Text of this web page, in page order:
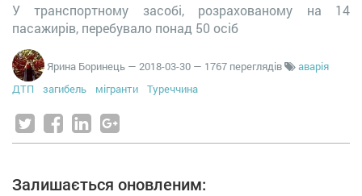
У транспортному засобі, розрахованому на 14
пасажирів, перебувало понад 50 осіб
Ярина Боринець — 2018-03-30 — 1767 переглядів
аварія
ДТП
загибель мігранти Туреччина
Залишається оновленим: